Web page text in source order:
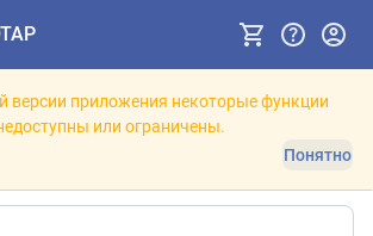
версии приложения некоторые функции
или ограничены.
Понятно